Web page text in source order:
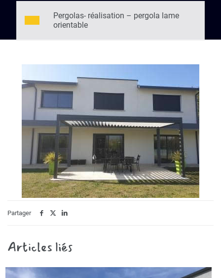
Pergolas- réalisation – pergola lame
orientable
Partager
Articles liés